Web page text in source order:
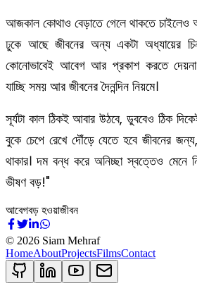
আজকাল কোথাও বেড়াতে গেলে থাকতে চাইলেও
ঢুকে আছে জীবনের অন্য একটা অধ্যায়ের
কোনোভাবেই আবেগ আর প্রকাশ করতে দেয়না
যাচ্ছি সময় আর জীবনের দৈনন্দিন নিয়মে।
সূর্যটা কাল ঠিকই আবার উঠবে, ডুববেও ঠিক
বুকে চেপে রেখে দৌঁড়ে যেতে হবে জীবনের
থাকার। দম বন্ধ করে অনিচ্ছা স্বত্তেও মেনে
ভীষণ বড়!"
আবেগবড় হওয়াজীবন
© 2026 Siam Mehraf
HomeAboutProjectsFilmsContact